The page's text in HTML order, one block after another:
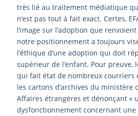
très lié au traitement médiatique
n’est pas tout à fait exact. Certes,
l’image sur l’adoption que
notre positionnement a toujours
l’éthique d’une adoption qui doit
supérieur de l’enfant. Pour preuve,
qui fait état de nombreux courriers
les cartons d’archives du ministère
Affaires étrangères et dénonçant «
dysfonctionnement concernant